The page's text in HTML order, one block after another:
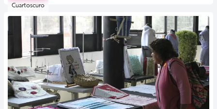
Cuartoscuro